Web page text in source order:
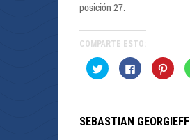
posición 27.
COMPARTE ESTO:
Haz
clic
(Se
abre
Haz
clic
(Se
abre
Haz
clic
(Se
abre
SEBASTIAN GEORGIEFF